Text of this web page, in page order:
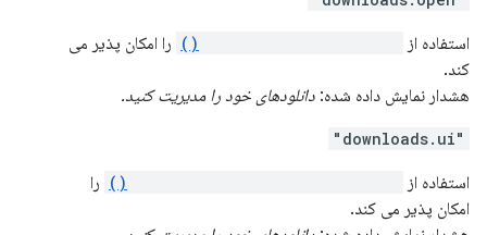
استفاده از
را امکان پذیر می
کند.
هشدار نمایش داده شده: دانلودهای خود را مدیریت کنید.
"downloads.ui"
استفاده از
را
امکان پذیر می کند.